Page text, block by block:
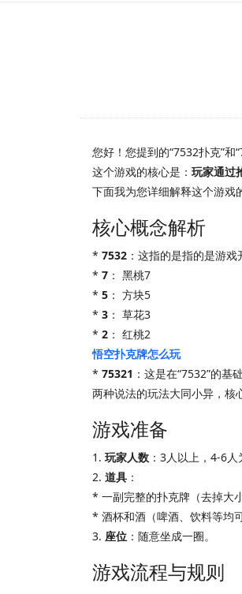
您好！您提到的“7532扑克”
这个游戏的核心是： 玩家通过
下面我为您详细解释这个游戏
核心概念解析
* 7532 ：这指的是指的是游
* 7 ： 黑桃7
* 5 ： 方块5
* 3 ： 草花3
* 2 ： 红桃2
悟空扑克牌怎么玩
* 75321 ：这是在“7532”的基
两种说法的玩法大同小异，核
游戏准备
1. 玩家人数 ：3人以上，4-6人
2. 道具 ：
* 一副完整的扑克牌（去掉大小
* 酒杯和酒（啤酒、饮料等均可
3. 座位 ：随意坐成一圈。
游戏流程与规则